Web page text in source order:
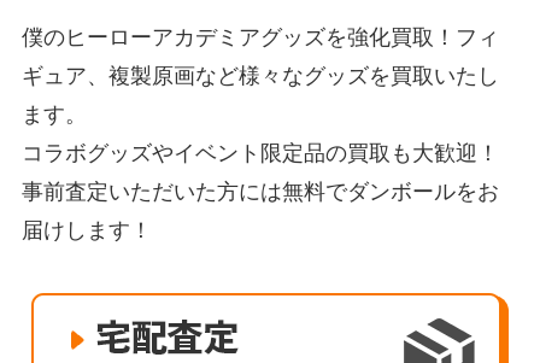
僕のヒーローアカデミアグッズを強化買取！フィ
ギュア、複製原画など様々なグッズを買取いたし
ます。
コラボグッズやイベント限定品の買取も大歓迎！
事前査定いただいた方には無料でダンボールをお
届けします！